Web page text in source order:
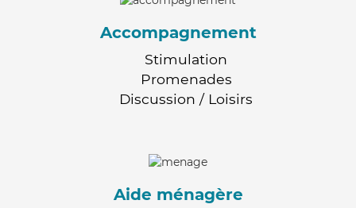
Accompagnement
Stimulation
Promenades
Discussion / Loisirs
Aide ménagère